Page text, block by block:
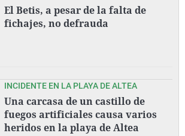
El Betis, a pesar de la falta de
fichajes, no defrauda
INCIDENTE EN LA PLAYA DE ALTEA
Una carcasa de un castillo de
fuegos artificiales causa varios
heridos en la playa de Altea